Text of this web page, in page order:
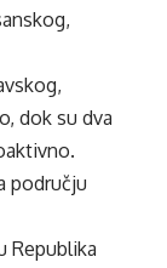
dok su dva
području
Republika